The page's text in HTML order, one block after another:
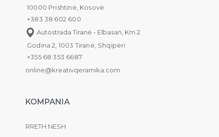
10000 Prishtinë, Kosovë
+383 38 602 600
Autostrada Tiranë - Elbasan, Km 2
Godina 2, 1003 Tiranë, Shqipëri
+355 68 353 6687
online@kreativqeramika.com
KOMPANIA
RRETH NESH